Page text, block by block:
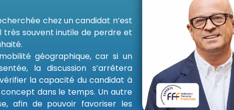
chez un candidat n’est
très souvent inutile de perdre et
géographique, car si un
la discussion s’arrêtera
la capacité du candidat à
concept dans le temps. Un autre
afin de pouvoir favoriser les